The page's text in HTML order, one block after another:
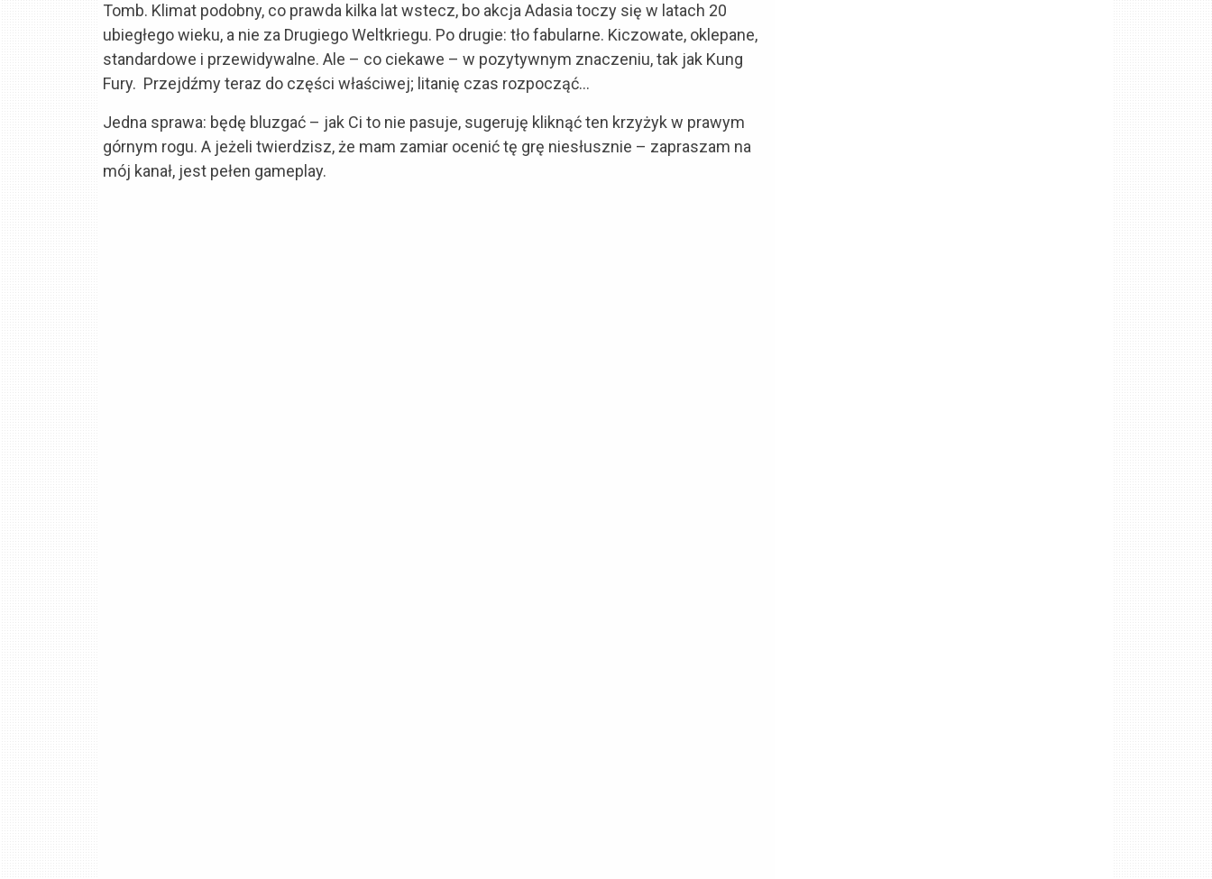
Tomb. Klimat podobny, co prawda kilka lat wstecz, bo akcja Adasia toczy się w latach 20
ubiegłego wieku, a nie za Drugiego Weltkriegu. Po drugie: tło fabularne. Kiczowate, oklepane,
standardowe i przewidywalne. Ale – co ciekawe – w pozytywnym znaczeniu, tak jak Kung
Fury. Przejdźmy teraz do części właściwej; litanię czas rozpocząć…
Jedna sprawa: będę bluzgać – jak Ci to nie pasuje, sugeruję kliknąć ten krzyżyk w prawym
górnym rogu. A jeżeli twierdzisz, że mam zamiar ocenić tę grę niesłusznie – zapraszam na
mój kanał, jest pełen gameplay.